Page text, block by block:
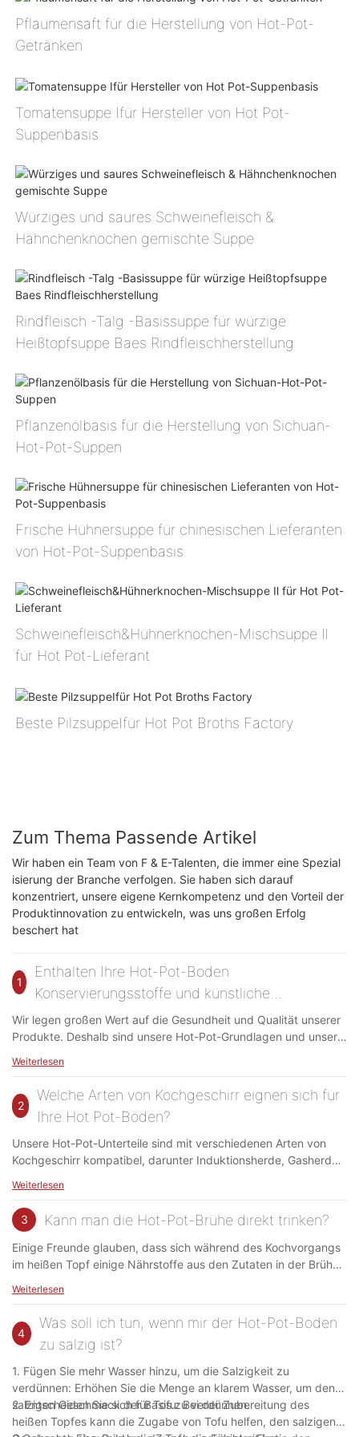
Pflaumensaft für die Herstellung von Hot-Pot-
Getränken
Tomatensuppe Ⅰfür Hersteller von Hot Pot-
Suppenbasis
Würziges und saures Schweinefleisch &
Hähnchenknochen gemischte Suppe
Rindfleisch -Talg -Basissuppe für würzige
Heißtopfsuppe Baes Rindfleischherstellung
Pflanzenölbasis für die Herstellung von Sichuan-
Hot-Pot-Suppen
Frische Hühnersuppe für chinesischen Lieferanten
von Hot-Pot-Suppenbasis
Schweinefleisch&Hühnerknochen-Mischsuppe Ⅱ
für Hot Pot-Lieferant
Beste PilzsuppeⅠfür Hot Pot Broths Factory
Zum Thema Passende Artikel
Wir haben ein Team von F & E-Talenten, die immer eine Spezial
isierung der Branche verfolgen. Sie haben sich darauf
konzentriert, unsere eigene Kernkompetenz und den Vorteil der
Produktinnovation zu entwickeln, was uns großen Erfolg
beschert hat
1
Enthalten Ihre Hot-Pot-Boden
Konservierungsstoffe und künstliche
Farbstoffe?
Wir legen großen Wert auf die Gesundheit und Qualität unserer
Produkte. Deshalb sind unsere Hot-Pot-Grundlagen und unsere
künstlichen Farbstoffen. Wir verwenden natürliche Inhaltsstoffe
und kontrollieren den Produktionsprozess streng, um die
Sicherheit und Hygiene unserer Produkte zu gewährleisten.
Weiterlesen
2
Welche Arten von Kochgeschirr eignen sich für
Ihre Hot Pot-Böden?
Unsere Hot-Pot-Unterteile sind mit verschiedenen Arten von
Kochgeschirr kompatibel, darunter Induktionsherde, Gasherde
Kochgeschirr den Kochanforderungen unserer Produkte
entspricht.
Weiterlesen
3 Kann man die Hot-Pot-Brühe direkt trinken?
Einige Freunde glauben, dass sich während des Kochvorgangs
im heißen Topf einige Nährstoffe aus den Zutaten in der Brühe
Möglichkeit sein könnte, die Ernährung zu ergänzen. Dies ist
jedoch ein Missverständnis. Unabhängig von der Art der Brühe
wird davon abgeraten, sie direkt zu trinken. Längeres Kochen
und kontinuierliches Kochen können zur Bildung von
Substanzen führen, die für die Aufnahme durch den Menschen
nicht förderlich sind. Daher ist vom direkten Verzehr abzuraten.
Weiterlesen
4
Was soll ich tun, wenn mir der Hot-Pot-Boden
zu salzig ist?
1. Fügen Sie mehr Wasser hinzu, um die Salzigkeit zu
verdünnen: Erhöhen Sie die Menge an klarem Wasser, um den
salzigen Geschmack der Basis zu verdünnen.
2. Entscheiden Sie sich für Tofu: Bei der Zubereitung des
heißen Topfes kann die Zugabe von Tofu helfen, den salzigen